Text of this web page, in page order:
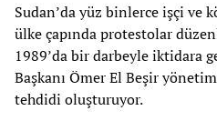
Sudan’da yüz binlerce işçi ve
ülke çapında protestolar
1989’da bir darbeyle iktidara
Başkanı Ömer El Beşir
tehdidi oluşturuyor.